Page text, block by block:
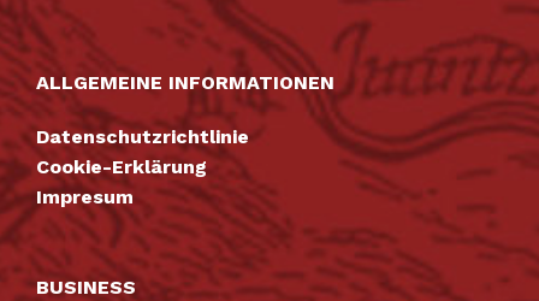
ALLGEMEINE INFORMATIONEN
Datenschutzrichtlinie
Cookie-Erklärung
Impresum
BUSINESS